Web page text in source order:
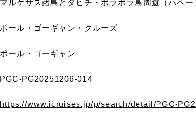
マルケサス諸島とタヒチ・ボラボラ島周遊（パペー
ポール・ゴーギャン・クルーズ
ポール・ゴーギャン
PGC-PG20251206-014
https://www.icruises.jp/p/search/detail/PGC-